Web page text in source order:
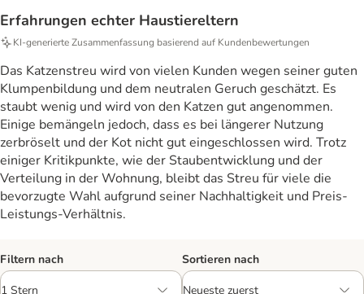
Erfahrungen echter Haustiereltern
KI‑generierte Zusammenfassung basierend auf Kundenbewertungen
Das Katzenstreu wird von vielen Kunden wegen seiner guten
Klumpenbildung und dem neutralen Geruch geschätzt. Es
staubt wenig und wird von den Katzen gut angenommen.
Einige bemängeln jedoch, dass es bei längerer Nutzung
zerbröselt und der Kot nicht gut eingeschlossen wird. Trotz
einiger Kritikpunkte, wie der Staubentwicklung und der
Verteilung in der Wohnung, bleibt das Streu für viele die
bevorzugte Wahl aufgrund seiner Nachhaltigkeit und Preis-
Leistungs-Verhältnis.
Filtern nach Sortieren nach